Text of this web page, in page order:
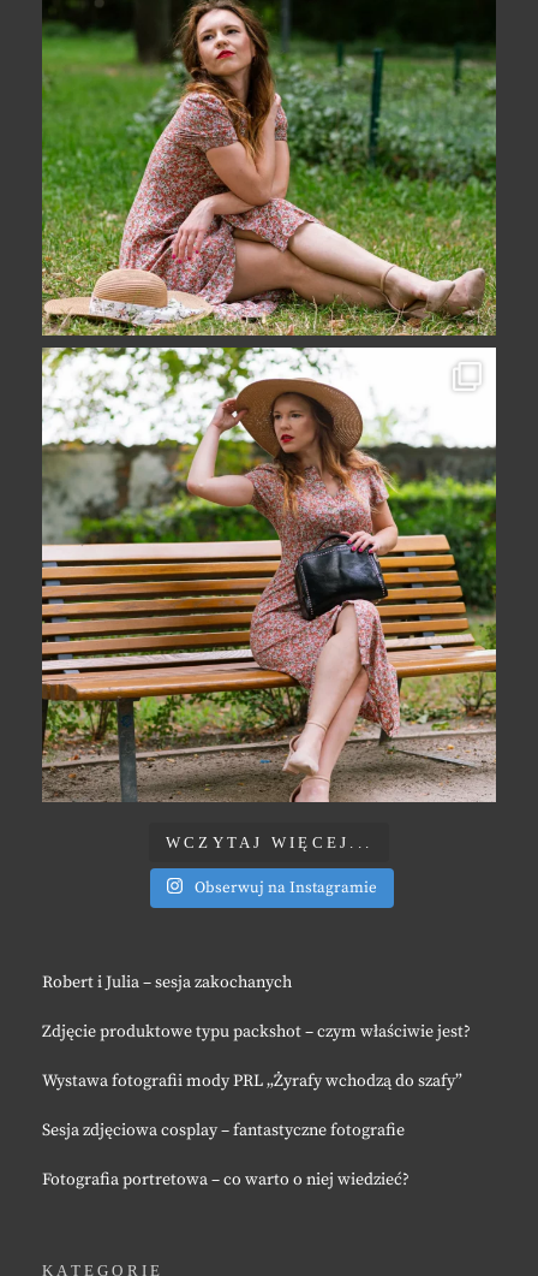
WCZYTAJ WIĘCEJ...
Obserwuj na Instagramie
Robert i Julia – sesja zakochanych
Zdjęcie produktowe typu packshot – czym właściwie jest?
Wystawa fotografii mody PRL „Żyrafy wchodzą do szafy”
Sesja zdjęciowa cosplay – fantastyczne fotografie
Fotografia portretowa – co warto o niej wiedzieć?
KATEGORIE